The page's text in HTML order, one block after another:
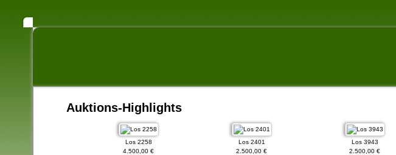
Auktions-Highlights
Los 2258
4.500,00 €
Los 2401
2.500,00 €
Los 3943
2.500,00 €